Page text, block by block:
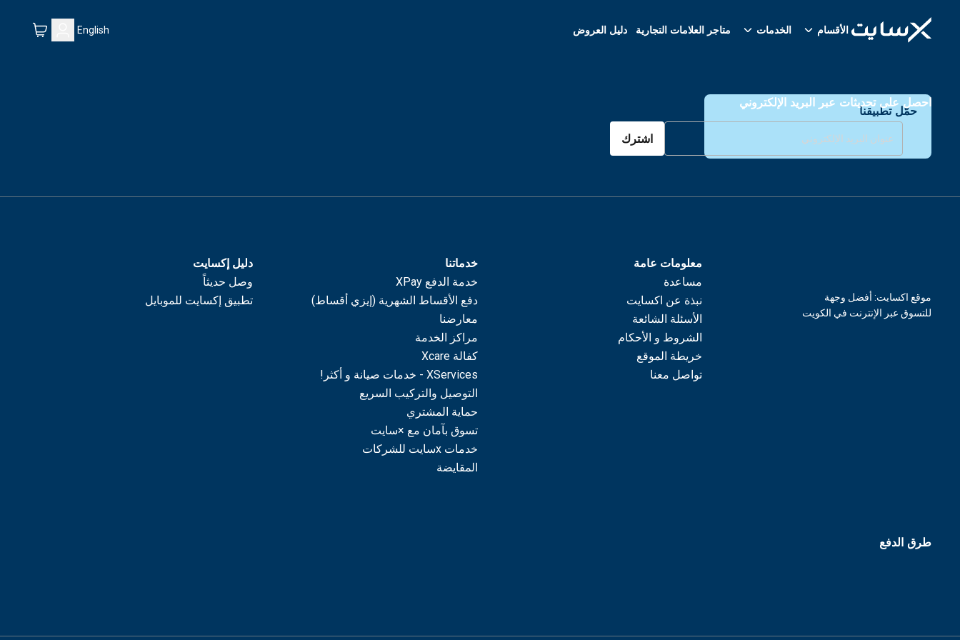
الأقسام الخدمات متاجر العلامات التجارية دليل العروض English
حمّل تطبيقنا
احصل على تحديثات عبر البريد الإلكتروني
اشترك
معلومات عامة
مساعدة
نبذة عن اكسايت
الأسئلة الشائعة
الشروط و الأحكام
خريطة الموقع
تواصل معنا
خدماتنا
خدمة الدفع XPay
دفع الأقساط الشهرية (إيزي أقساط)
معارضنا
مراكز الخدمة
كفالة Xcare
XServices - خدمات صيانة و أكثر!
التوصيل والتركيب السريع
حماية المشتري
تسوق بآمان مع ×سايت
خدمات xسايت للشركات
المقايضة
دليل إكسايت
وصل حديثاً
تطبيق إكسايت للموبايل
موقع اكسايت: أفضل وجهة
للتسوق عبر الإنترنت في الكويت
طرق الدفع